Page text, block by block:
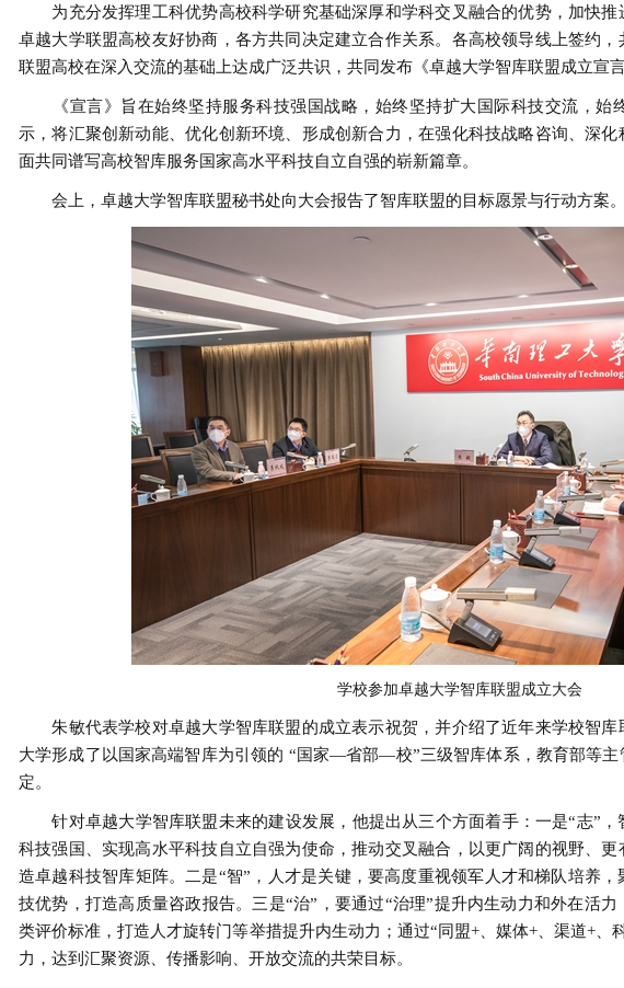
为充分发挥理工科优势高校科学研究基础深厚和学科交叉融合的优势，加快推
卓越大学联盟高校友好协商，各方共同决定建立合作关系。各高校领导线上签约，
联盟高校在深入交流的基础上达成广泛共识，共同发布《卓越大学智库联盟成立宣言
《宣言》旨在始终坚持服务科技强国战略，始终坚持扩大国际科技交流，始
示，将汇聚创新动能、优化创新环境、形成创新合力，在强化科技战略咨询、深
面共同谱写高校智库服务国家高水平科技自立自强的崭新篇章。
会上，卓越大学智库联盟秘书处向大会报告了智库联盟的目标愿景与行动方案。
学校参加卓越大学智库联盟成立大会
朱敏代表学校对卓越大学智库联盟的成立表示祝贺，并介绍了近年来学校智库
大学形成了以国家高端智库为引领的 “国家—省部—校”三级智库体系，教育部等
定。
针对卓越大学智库联盟未来的建设发展，他提出从三个方面着手：一是“志”，
科技强国、实现高水平科技自立自强为使命，推动交叉融合，以更广阔的视野、
造卓越科技智库矩阵。二是“智”，人才是关键，要高度重视领军人才和梯队培养
技优势，打造高质量咨政报告。三是“治”，要通过“治理”提升内生动力和外在活
类评价标准，打造人才旋转门等举措提升内生动力；通过“同盟+、媒体+、渠道+、
力，达到汇聚资源、传播影响、开放交流的共荣目标。